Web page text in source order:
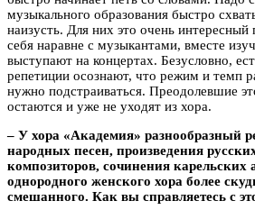
музыкального образования быстро
наизусть. Для них это очень
себя наравне с музыкантами, вместе
выступают на концертах. Безусловно,
репетиции осознают, что режим и темп
нужно подстраиваться. Преодолевшие
остаются и уже не уходят из хора.
– У хора «Академия» разнообразный
народных песен, произведения
композиторов, сочинения карельских
однородного женского хора более
смешанного. Как вы справляетесь с